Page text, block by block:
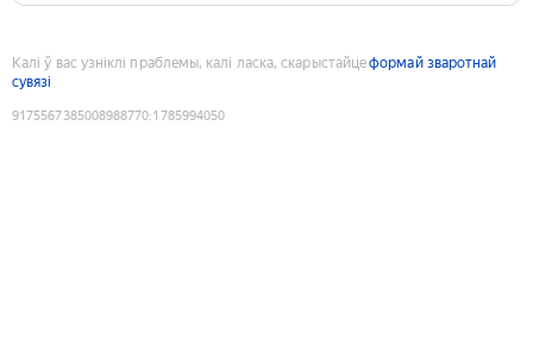
Калі ў вас узніклі праблемы, калі ласка, скарыстайцеформай зваротнай
сувязі
9175567385008988770:1785994050